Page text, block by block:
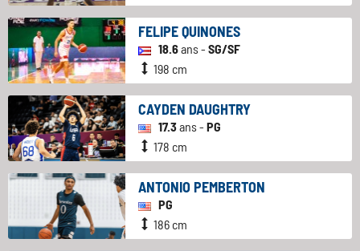
FELIPE QUINONES
18.6ans - SG/SF
198 cm
CAYDEN DAUGHTRY
17.3ans - PG
178 cm
ANTONIO PEMBERTON
PG
186 cm